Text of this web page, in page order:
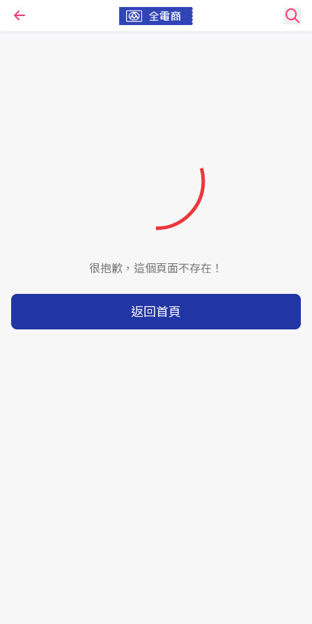
很抱歉，這個頁面不存在！
返回首頁